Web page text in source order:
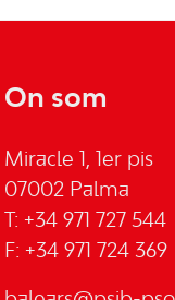
On som
Miracle 1, 1er pis
07002 Palma
T: +34 971 727 544
F: +34 971 724 369